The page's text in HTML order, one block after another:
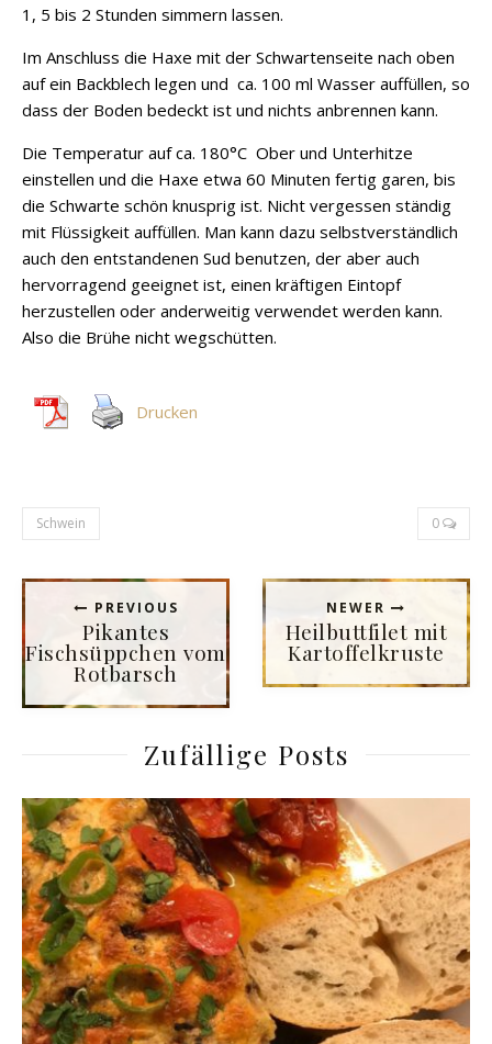
1, 5 bis 2 Stunden simmern lassen.
Im Anschluss die Haxe mit der Schwartenseite nach oben
auf ein Backblech legen und ca. 100 ml Wasser auffüllen, so
dass der Boden bedeckt ist und nichts anbrennen kann.
Die Temperatur auf ca. 180°C Ober und Unterhitze
einstellen und die Haxe etwa 60 Minuten fertig garen, bis
die Schwarte schön knusprig ist. Nicht vergessen ständig
mit Flüssigkeit auffüllen. Man kann dazu selbstverständlich
auch den entstandenen Sud benutzen, der aber auch
hervorragend geeignet ist, einen kräftigen Eintopf
herzustellen oder anderweitig verwendet werden kann.
Also die Brühe nicht wegschütten.
Drucken
Schwein 0
PREVIOUS
Pikantes
Fischsüppchen vom
Rotbarsch
NEWER
Heilbuttfilet mit
Kartoffelkruste
Zufällige Posts